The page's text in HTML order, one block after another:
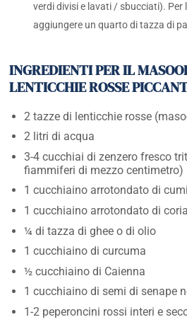
verdi divisi e lavati / sbucciati). Per
aggiungere un quarto di tazza di
INGREDIENTI PER IL
LENTICCHIE ROSSE
2 tazze di lenticchie rosse
2 litri di acqua
3-4 cucchiai di zenzero fresco
fiammiferi di mezzo centimetro)
1 cucchiaino arrotondato di
1 cucchiaino arrotondato di
¼ di tazza di ghee o di olio
1 cucchiaino di curcuma
½ cucchiaino di Caienna
1 cucchiaino di semi di senape
1-2 peperoncini rossi interi e